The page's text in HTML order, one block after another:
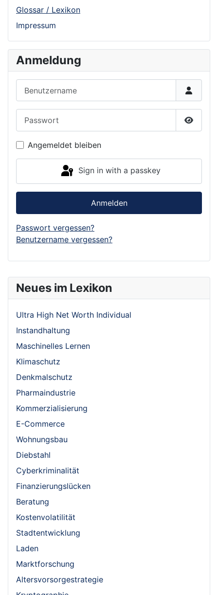
Neues im Lexikon
Ultra High Net Worth Individual
Instandhaltung
Maschinelles Lernen
Klimaschutz
Denkmalschutz
Pharmaindustrie
Kommerzialisierung
E-Commerce
Wohnungsbau
Diebstahl
Cyberkriminalität
Finanzierungslücken
Beratung
Kostenvolatilität
Stadtentwicklung
Laden
Marktforschung
Altersvorsorgestrategie
Glossar / Lexikon
Impressum
Anmeldung
Show
Angemeldet bleiben
Sign in with a passkey
Anmelden
Passwort vergessen?
Benutzername vergessen?